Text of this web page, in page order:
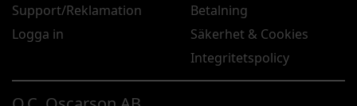
Support/Reklamation
Logga in
Betalning
Säkerhet & Cookies
Integritetspolicy